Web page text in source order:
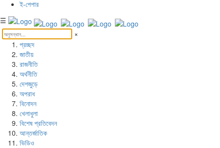
ই-পেপার
☰
×
প্রচ্ছদ
জাতীয়
রাজনীতি
অর্থনীতি
দেশজুড়ে
অপরাধ
বিনোদন
খেলাধুলা
বিশেষ প্রতিবেদন
আন্তর্জাতিক
ভিডিও